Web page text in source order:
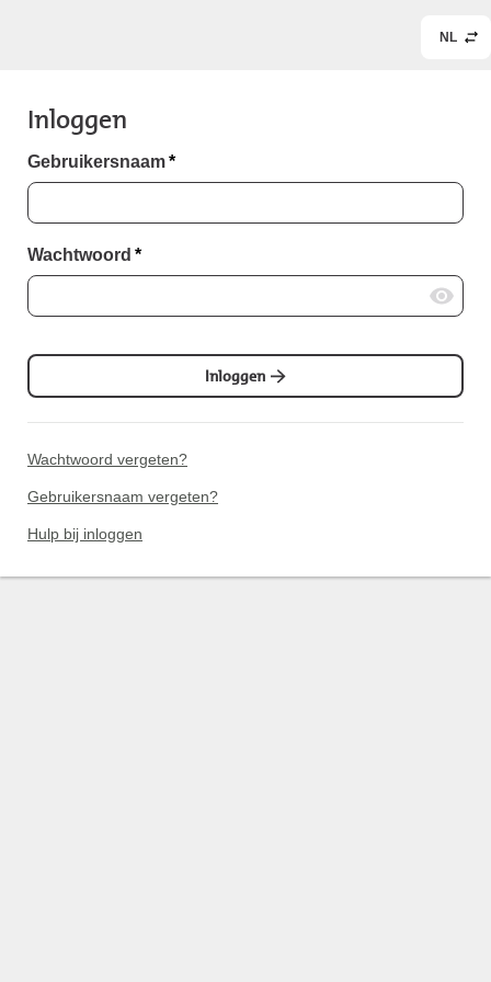
NL
Inloggen
Gebruikersnaam*
Wachtwoord *
Inloggen
Wachtwoord vergeten?
Gebruikersnaam vergeten?
Hulp bij inloggen